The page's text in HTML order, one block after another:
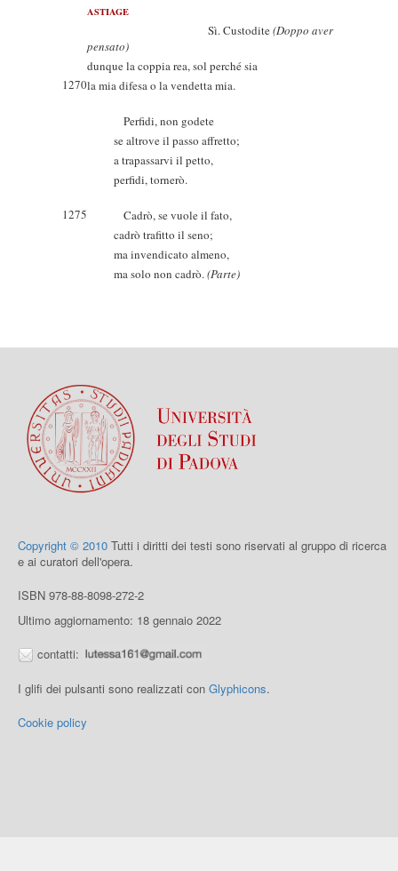
ASTIAGE
Sì. Custodite(Doppo aver
pensato)
dunque la coppia rea, sol perché sia
1270la mia difesa o la vendetta mia.
Perfidi, non godete
se altrove il passo affretto;
a trapassarvi il petto,
perfidi, tornerò.
1275
Cadrò, se vuole il fato,
cadrò trafitto il seno;
ma invendicato almeno,
ma solo non cadrò.(Parte)
Copyright © 2010 Tutti i diritti dei testi sono riservati al gruppo di ricerca
e ai curatori dell'opera.
ISBN 978-88-8098-272-2
Ultimo aggiornamento: 18 gennaio 2022
contatti:
I glifi dei pulsanti sono realizzati con Glyphicons.
Cookie policy